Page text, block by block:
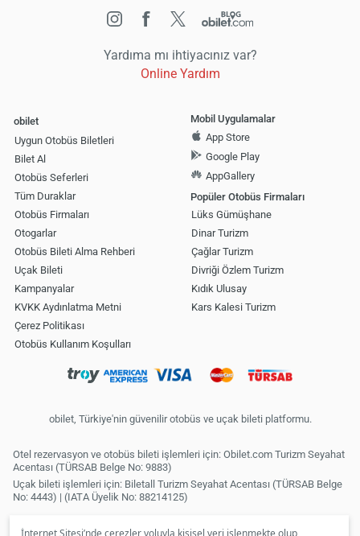
Yardıma mı ihtiyacınız var?
Online Yardım
obilet
Uygun Otobüs Biletleri
Bilet Al
Otobüs Seferleri
Tüm Duraklar
Otobüs Firmaları
Otogarlar
Otobüs Bileti Alma Rehberi
Uçak Bileti
Kampanyalar
KVKK Aydınlatma Metni
Çerez Politikası
Otobüs Kullanım Koşulları
Mobil Uygulamalar
App Store
Google Play
AppGallery
Popüler Otobüs Firmaları
Lüks Gümüşhane
Dinar Turizm
Çağlar Turizm
Divriği Özlem Turizm
Kıdık Ulusay
Kars Kalesi Turizm
obilet, Türkiye'nin güvenilir otobüs ve uçak bileti platformu.
Otel rezervasyon ve otobüs bileti işlemleri için: Obilet.com Turizm Seyahat
Acentası (TÜRSAB Belge No: 9883)
Uçak bileti işlemleri için: Biletall Turizm Seyahat Acentası (TÜRSAB Belge
No: 4443) | (IATA Üyelik No: 88214125)